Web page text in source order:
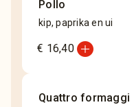
Pollo
kip, paprika en ui
€ 16,40add_circle
Quattro formaggi